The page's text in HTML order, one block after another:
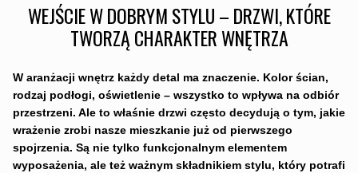
WEJŚCIE W DOBRYM STYLU – DRZWI, KTÓRE
TWORZĄ CHARAKTER WNĘTRZA
W aranżacji wnętrz każdy detal ma znaczenie. Kolor ścian,
rodzaj podłogi, oświetlenie – wszystko to wpływa na odbiór
przestrzeni. Ale to właśnie drzwi często decydują o tym, jakie
wrażenie zrobi nasze mieszkanie już od pierwszego
spojrzenia. Są nie tylko funkcjonalnym elementem
wyposażenia, ale też ważnym składnikiem stylu, który potrafi